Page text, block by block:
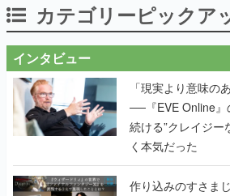
カテゴリーピックア
インタビュー
「現実より意味の
──『EVE Online』
続ける”クレイジー
く本気だった
作り込みのすさま